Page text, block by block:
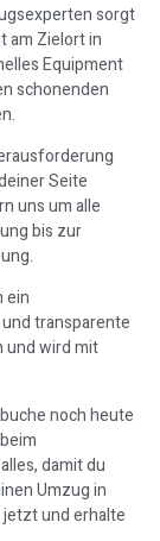
sorgt
am Zielort in
Equipment
schonenden
Seite
uns um alle
bis zur
ein
transparente
und wird mit
noch heute
damit du
Umzug in
jetzt und erhalte